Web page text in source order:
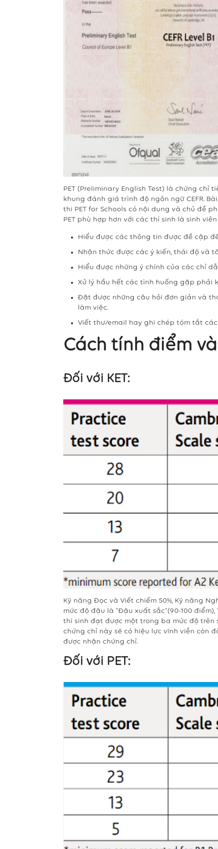
PET (Preliminary English Test) là chứng
khung đánh giá trình độ ngôn ngữ CEFR.
thi PET for Schools có nội dung và chủ đề
PET phù hợp hơn với các thí sinh là sinh
Hiểu được các thông tin được đề cập
Nhận thức được các ý kiến, thái độ và
Hiểu được những ý chính của các chỉ
Xử lý hầu hết các tình huống gặp phải
Đặt được những câu hỏi đơn giản và
làm việc.
Viết thư/email hay ghi chép tóm tắt
Cách tính điểm
Đối với KET:
Kỹ năng Đọc và Viết chiếm 50%, Kỹ năng
mức độ đậu là “Đậu xuất sắc”(90-100
thí sinh đạt được một trong ba mức độ trên
chứng chỉ này sẽ có hiệu lực vĩnh viễn còn
được nhận chứng chỉ.
Đối với PET: